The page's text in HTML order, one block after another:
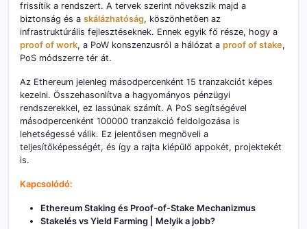
frissítik a rendszert. A tervek szerint növekszik majd a
biztonság és a skálázhatóság, köszönhetően az
infrastruktúrális fejlesztéseknek. Ennek egyik fő része, hogy a
proof of work, a PoW konszenzusról a hálózat a proof of stake,
PoS módszerre tér át.
Az Ethereum jelenleg másodpercenként 15 tranzakciót képes
kezelni. Összehasonlítva a hagyományos pénzügyi
rendszerekkel, ez lassúnak számít. A PoS segítségével
másodpercenként 100000 tranzakció feldolgozása is
lehetségessé válik. Ez jelentősen megnöveli a
teljesítőképességét, és így a rajta kiépülő appokét, projektekét
is.
Kapcsolódó:
Ethereum Staking és Proof-of-Stake Mechanizmus
Stakelés vs Yield Farming | Melyik a jobb?